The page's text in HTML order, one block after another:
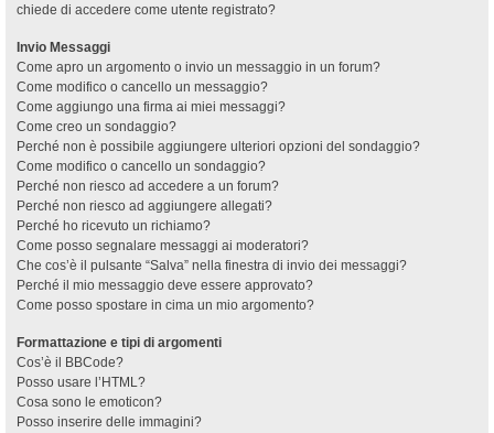
chiede di accedere come utente registrato?
Invio Messaggi
Come apro un argomento o invio un messaggio in un forum?
Come modifico o cancello un messaggio?
Come aggiungo una firma ai miei messaggi?
Come creo un sondaggio?
Perché non è possibile aggiungere ulteriori opzioni del sondaggio?
Come modifico o cancello un sondaggio?
Perché non riesco ad accedere a un forum?
Perché non riesco ad aggiungere allegati?
Perché ho ricevuto un richiamo?
Come posso segnalare messaggi ai moderatori?
Che cos’è il pulsante “Salva” nella finestra di invio dei messaggi?
Perché il mio messaggio deve essere approvato?
Come posso spostare in cima un mio argomento?
Formattazione e tipi di argomenti
Cos’è il BBCode?
Posso usare l’HTML?
Cosa sono le emoticon?
Posso inserire delle immagini?